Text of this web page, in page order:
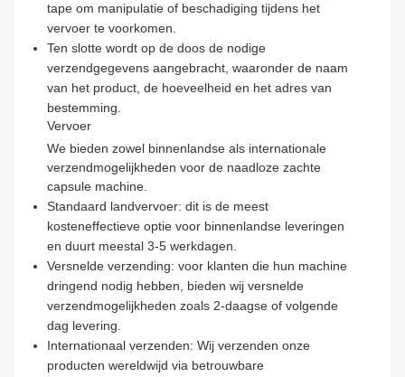
tape om manipulatie of beschadiging tijdens het
vervoer te voorkomen.
Ten slotte wordt op de doos de nodige
verzendgegevens aangebracht, waaronder de naam
van het product, de hoeveelheid en het adres van
bestemming.
Vervoer
We bieden zowel binnenlandse als internationale
verzendmogelijkheden voor de naadloze zachte
capsule machine.
Standaard landvervoer: dit is de meest
kosteneffectieve optie voor binnenlandse leveringen
en duurt meestal 3-5 werkdagen.
Versnelde verzending: voor klanten die hun machine
dringend nodig hebben, bieden wij versnelde
verzendmogelijkheden zoals 2-daagse of volgende
dag levering.
Internationaal verzenden: Wij verzenden onze
producten wereldwijd via betrouwbare